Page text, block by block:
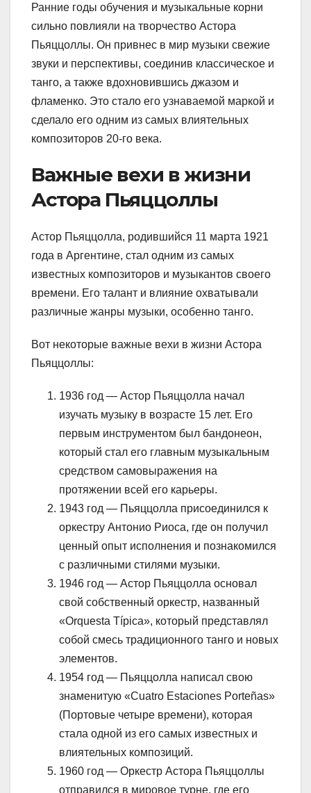
Ранние годы обучения и музыкальные корни
сильно повлияли на творчество Астора
Пьяццоллы. Он привнес в мир музыки свежие
звуки и перспективы, соединив классическое и
танго, а также вдохновившись джазом и
фламенко. Это стало его узнаваемой маркой и
сделало его одним из самых влиятельных
композиторов 20-го века.
Важные вехи в жизни
Астора Пьяццоллы
Астор Пьяццолла, родившийся 11 марта 1921
года в Аргентине, стал одним из самых
известных композиторов и музыкантов своего
времени. Его талант и влияние охватывали
различные жанры музыки, особенно танго.
Вот некоторые важные вехи в жизни Астора
Пьяццоллы:
1936 год — Астор Пьяццолла начал
изучать музыку в возрасте 15 лет. Его
первым инструментом был бандонеон,
который стал его главным музыкальным
средством самовыражения на
протяжении всей его карьеры.
1943 год — Пьяццолла присоединился к
оркестру Антонио Риоса, где он получил
ценный опыт исполнения и познакомился
с различными стилями музыки.
1946 год — Астор Пьяццолла основал
свой собственный оркестр, названный
«Orquesta Típica», который представлял
собой смесь традиционного танго и новых
элементов.
1954 год — Пьяццолла написал свою
знаменитую «Cuatro Estaciones Porteñas»
(Портовые четыре времени), которая
стала одной из его самых известных и
влиятельных композиций.
1960 год — Оркестр Астора Пьяццоллы
отправился в мировое турне, где его